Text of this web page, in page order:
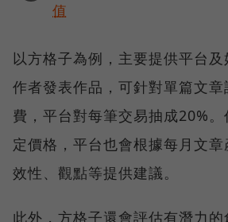
值
以方格子為例，主要提供平台
作者發表作品，可針對單篇文
費，平台對每筆交易抽成20%
定價格，平台也會根據每月文
效性、觀點等提供建議。
此外，方格子還會評估有潛力